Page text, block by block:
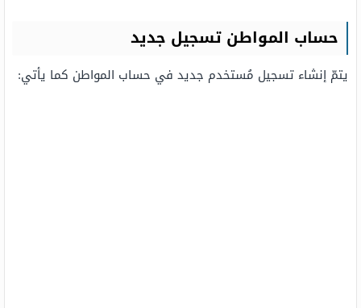
حساب المواطن تسجيل جديد
يتمّ إنشاء تسجيل مُستخدم جديد في حساب المواطن كما يأتي: